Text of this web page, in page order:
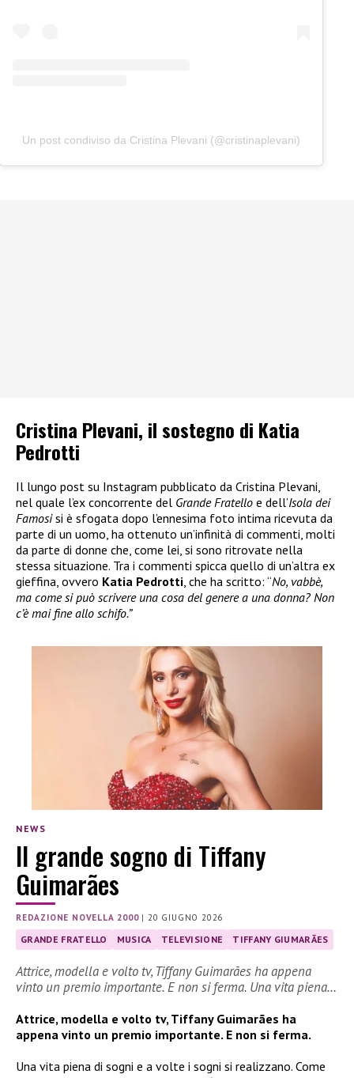
Un post condiviso da Cristina Plevani (@cristinaplevani)
Cristina Plevani, il sostegno di Katia
Pedrotti
Il lungo post su Instagram pubblicato da Cristina Plevani,
nel quale l’ex concorrente del Grande Fratello e dell’Isola dei
Famosisi è sfogata dopo l’ennesima foto intima ricevuta da
parte di un uomo, ha ottenuto un’infinità di commenti, molti
da parte di donne che, come lei, si sono ritrovate nella
stessa situazione. Tra i commenti spicca quello di un’altra ex
gieffina, ovvero Katia Pedrotti, che ha scritto: “No, vabbè,
ma come si può scrivere una cosa del genere a una donna? Non
c’è mai fine allo schifo.”
NEWS
Il grande sogno di Tiffany
Guimarães
REDAZIONE NOVELLA 2000|20 GIUGNO 2026
GRANDE FRATELLO MUSICA TELEVISIONE TIFFANY GIUMARÃES
Attrice, modella e volto tv, Tiffany Guimarães ha appena
vinto un premio importante. E non si ferma. Una vita piena…
Attrice, modella e volto tv, Tiffany Guimarães ha
appena vinto un premio importante. E non si ferma.
Una vita piena di sogni e a volte i sogni si realizzano. Come